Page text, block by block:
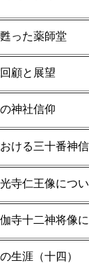
った薬師堂
顧と展望
神社信仰
ける三十番神
寺仁王像につ
寺十二神将像
生涯（十四）